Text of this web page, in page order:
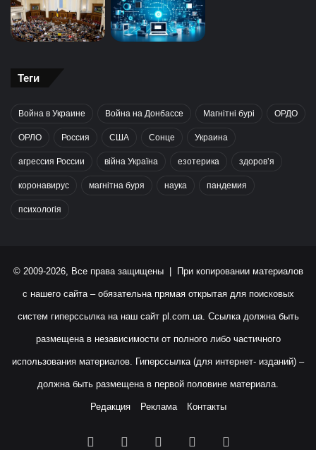
Теги
Война в Украине Война на Донбассе Магнітні бурі ОРДО
ОРЛО Россия США Сонце Украина
агрессия России війна Україна езотерика здоров’я
коронавирус магнітна буря наука пандемия
психологія
© 2009-2026, Все права защищены | При копировании материалов
с нашего сайта – обязательна прямая открытая для поисковых
систем гиперссылка на наш сайт pl.com.ua. Ссылка должна быть
размещена в независимости от полного либо частичного
использования материалов. Гиперссылка (для интернет- изданий) –
должна быть размещена в первой половине материала.
Редакция Реклама Контакты
Facebook YouTubeInstagram